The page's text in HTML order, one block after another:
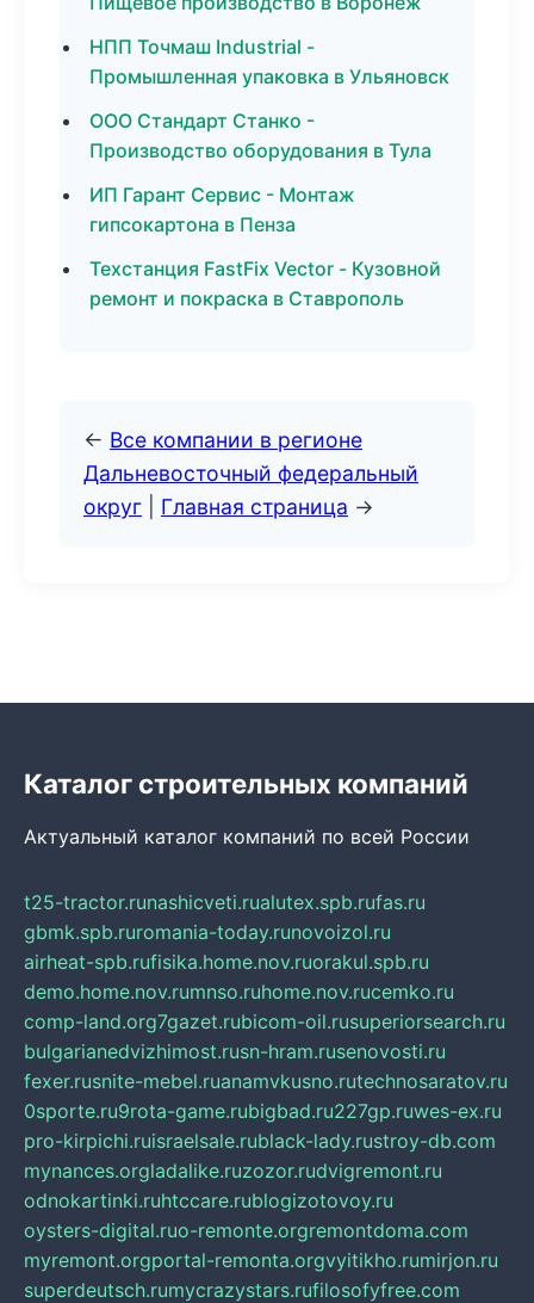
НПП Точмаш Industrial -
Промышленная упаковка в Ульяновск
ООО Стандарт Станко -
Производство оборудования в Тула
ИП Гарант Сервис - Монтаж
гипсокартона в Пенза
Техстанция FastFix Vector - Кузовной
ремонт и покраска в Ставрополь
← Все компании в регионе
Дальневосточный федеральный
округ
Главная страница →
Каталог строительных компаний
Актуальный каталог компаний по всей России
t25-tractor.runashicveti.rualutex.spb.rufas.ru
gbmk.spb.ruromania-today.runovoizol.ru
airheat-spb.rufisika.home.nov.ruorakul.spb.ru
demo.home.nov.rumnso.ruhome.nov.rucemko.ru
comp-land.org7gazet.rubicom-oil.rusuperiorsearch.ru
bulgarianedvizhimost.rusn-hram.rusenovosti.ru
fexer.rusnite-mebel.ruanamvkusno.rutechnosaratov.ru
0sporte.ru9rota-game.rubigbad.ru227gp.ruwes-ex.ru
pro-kirpichi.ruisraelsale.rublack-lady.rustroy-db.com
mynances.orgladalike.ruzozor.rudvigremont.ru
odnokartinki.ruhtccare.rublogizotovoy.ru
oysters-digital.ruo-remonte.orgremontdoma.com
myremont.orgportal-remonta.orgvyitikho.rumirjon.ru
superdeutsch.rumycrazystars.rufilosofyfree.com